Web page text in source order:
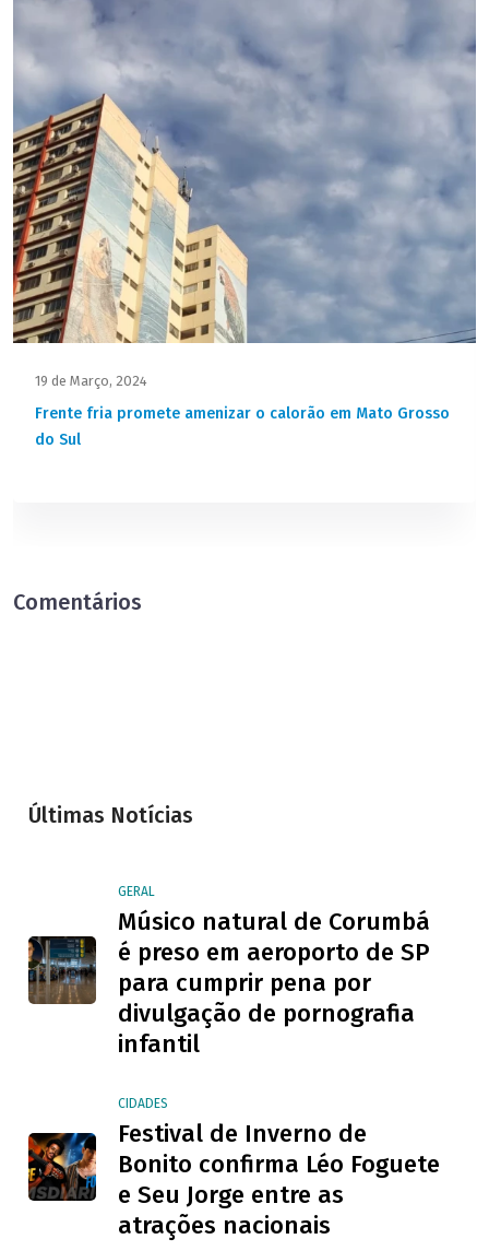
19 de Março, 2024
Frente fria promete amenizar o calorão em Mato Grosso
do Sul
Comentários
Últimas Notícias
GERAL
Músico natural de Corumbá
é preso em aeroporto de SP
para cumprir pena por
divulgação de pornografia
infantil
CIDADES
Festival de Inverno de
Bonito confirma Léo Foguete
e Seu Jorge entre as
atrações nacionais